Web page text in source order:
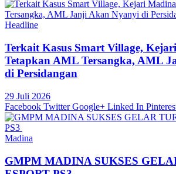
Headline
Terkait Kasus Smart Village,
Tetapkan AML Tersangka, AML
di Persidangan
29 Juli 2026
Facebook Twitter Google+ Linked In
Madina
GMPM MADINA SUKSES